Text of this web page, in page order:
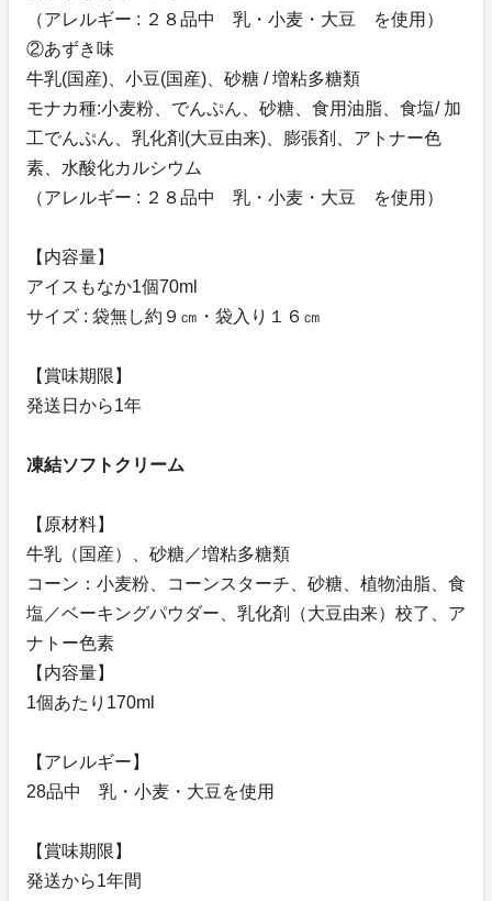
（アレルギー : ２８品中 乳・小麦・大豆 を使用）
②あずき味
牛乳(国産)、小豆(国産)、砂糖 / 増粘多糖類
モナカ種:小麦粉、でんぷん、砂糖、食用油脂、食塩/ 加
工でんぷん、乳化剤(大豆由来)、膨張剤、アトナー色
素、水酸化カルシウム
（アレルギー : ２８品中 乳・小麦・大豆 を使用）
【内容量】
アイスもなか1個70ml
サイズ : 袋無し約９㎝・袋入り１６㎝
【賞味期限】
発送日から1年
凍結ソフトクリーム
【原材料】
牛乳（国産）、砂糖／増粘多糖類
コーン：小麦粉、コーンスターチ、砂糖、植物油脂、食
塩／ベーキングパウダー、乳化剤（大豆由来）校了、ア
ナトー色素
【内容量】
1個あたり170ml
【アレルギー】
28品中 乳・小麦・大豆を使用
【賞味期限】
発送から1年間